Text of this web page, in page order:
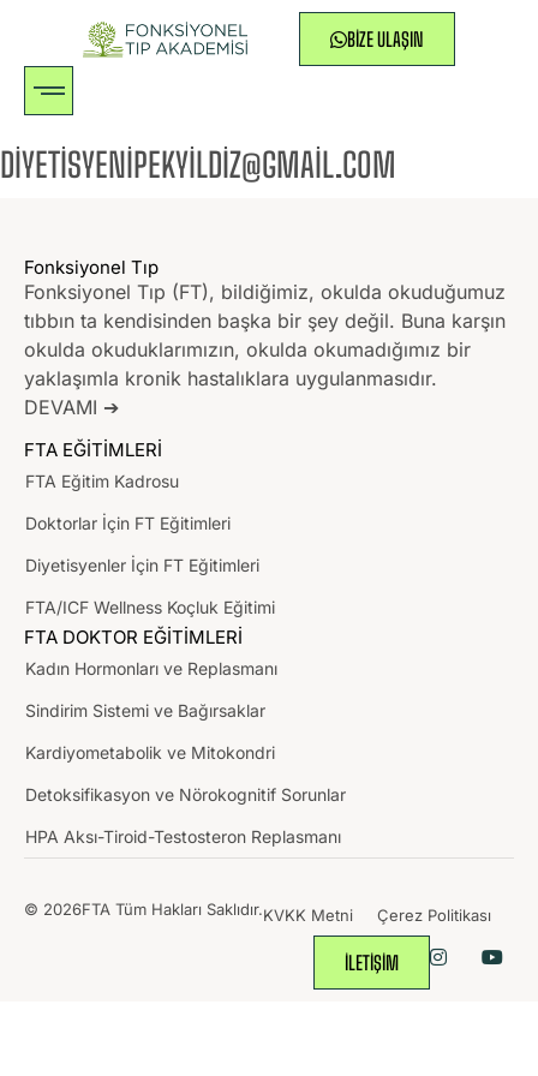
BIZE ULAŞIN
DIYETISYENIPEKYILDIZ@GMAIL.COM
Fonksiyonel Tıp
Fonksiyonel Tıp (FT), bildiğimiz, okulda okuduğumuz
tıbbın ta kendisinden başka bir şey değil. Buna karşın
okulda okuduklarımızın, okulda okumadığımız bir
yaklaşımla kronik hastalıklara uygulanmasıdır.
DEVAMI ➔
FTA EĞİTİMLERİ
FTA Eğitim Kadrosu
Doktorlar İçin FT Eğitimleri
Diyetisyenler İçin FT Eğitimleri
FTA/ICF Wellness Koçluk Eğitimi
FTA DOKTOR EĞİTİMLERİ
Kadın Hormonları ve Replasmanı
Sindirim Sistemi ve Bağırsaklar
Kardiyometabolik ve Mitokondri
Detoksifikasyon ve Nörokognitif Sorunlar
HPA Aksı-Tiroid-Testosteron Replasmanı
© 2026FTA Tüm Hakları Saklıdır.KVKK Metni Çerez Politikası
İLETİŞİM